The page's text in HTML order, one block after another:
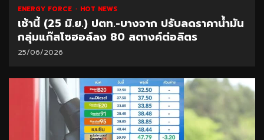
ENERGY FORCE HOT NEWS
เช้านี้ (25 มิ.ย.) ปตท.-บางจาก ปรับลดราคาน้ำมัน
กลุ่มแก๊สโซฮอล์ลง 80 สตางค์ต่อลิตร
25/06/2026